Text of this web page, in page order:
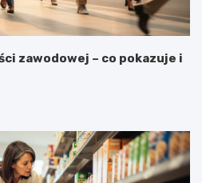
zawodowej – co pokazuje i